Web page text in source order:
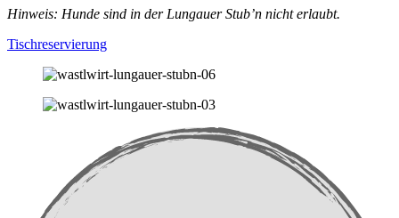
Hinweis: Hunde sind in der Lungauer Stub’n nicht erlaubt.
Tischreservierung